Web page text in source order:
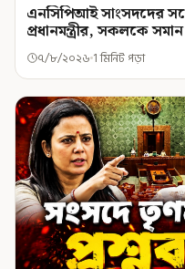
এনসিপিআই সাংসদদের
প্রধানমন্ত্রীর, সকলকে
৭/৮/২০২৬ 1 মিনিট পড়া